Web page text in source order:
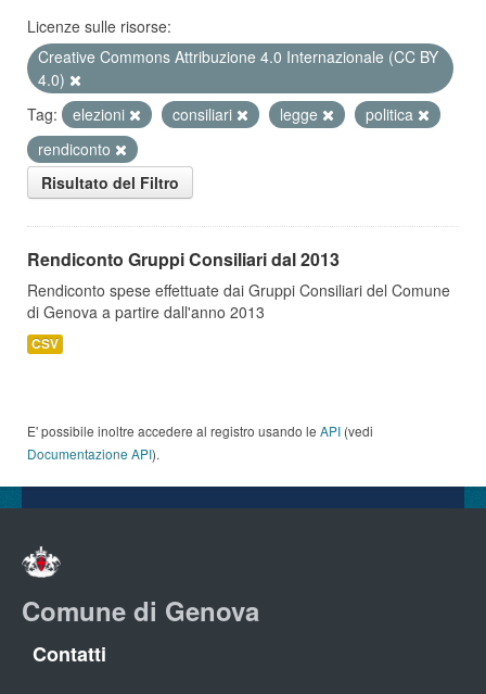
Licenze sulle risorse:
Creative Commons Attribuzione 4.0 Internazionale (CC BY
4.0)
Tag:
elezioni consiliari legge
politica
rendiconto
Risultato del Filtro
Rendiconto Gruppi Consiliari dal 2013
Rendiconto spese effettuate dai Gruppi Consiliari del Comune
di Genova a partire dall'anno 2013
CSV
E' possibile inoltre accedere al registro usando le API (vedi
Documentazione API).
Comune di Genova
Contatti